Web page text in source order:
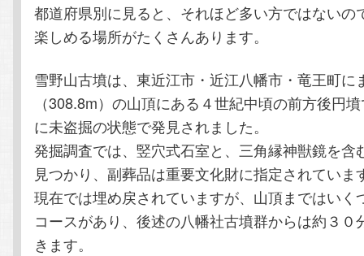
ツ
移
動
へ
動
都道府県別に見ると、それほど多い方ではないの
楽しめる場所がたくさんあります。
雪野山古墳は、東近江市・近江八幡市・竜王町に
（308.8m）の山頂にある４世紀中頃の前方後円
に未盗掘の状態で発見されました。
発掘調査では、竪穴式石室と、三角縁神獣鏡を含
見つかり、副葬品は重要文化財に指定されていま
現在では埋め戻されていますが、山頂まではいく
コースがあり、後述の八幡社古墳群からは約３０
きます。